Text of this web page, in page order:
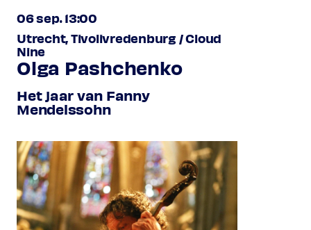
06 sep. 13:00
Utrecht, Tivolivredenburg / Cloud
Nine
Olga Pashchenko
Het jaar van Fanny
Mendelssohn